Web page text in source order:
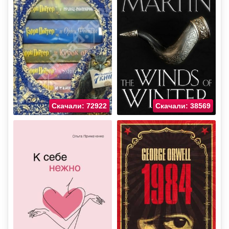
Скачали: 72922 Скачали: 38569